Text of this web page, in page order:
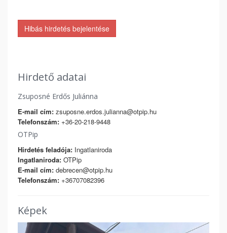
Hibás hirdetés bejelentése
Hirdető adatai
Zsuposné Erdős Juliánna
E-mail cím: zsuposne.erdos.julianna@otpip.hu
Telefonszám: +36-20-218-9448
OTPip
Hirdetés feladója: Ingatlaniroda
Ingatlaniroda: OTPip
E-mail cím: debrecen@otpip.hu
Telefonszám: +36707082396
Képek